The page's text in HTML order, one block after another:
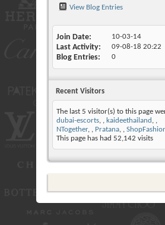
View Blog Entries
Join Date 10-03-14
Last Activity 09-08-18 20:22
Blog Entries 0
Recent Visitors
The last 5 visitor(s) to this page
dubai-escorts, kaideethailand ,
NTogether, Pratana,
This page has had 52,142 visits